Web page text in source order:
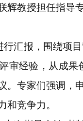
辉教授担任指导
行汇报，围绕项
审经验，从成
。专家们强调，
和竞争力。